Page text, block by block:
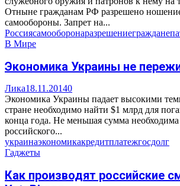
Отныне гражданам РФ разрешено
самообороны. Запрет на...
Россиясамооборонаразрешениеграждане
В Мире
Экономика Украины не
Лика18.11.20140
Экономика Украины падает высокими
стране необходимо найти $1 млрд для
конца года. Не меньшая сумма
российского...
украинаэкономикакредитплатежгосдолг
Гаджеты
Как производят российские